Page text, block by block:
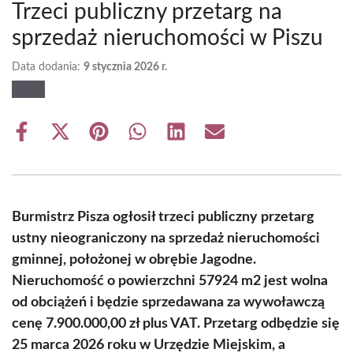
Trzeci publiczny przetarg na
sprzedaż nieruchomości w Piszu
Data dodania: 9 stycznia 2026 r.
Share
Share
(Twitter)
Share Share Share Share
Burmistrz Pisza ogłosił trzeci publiczny przetarg
ustny nieograniczony na sprzedaż nieruchomości
gminnej, położonej w obrębie Jagodne.
Nieruchomość o powierzchni 57924 m2 jest wolna
od obciążeń i będzie sprzedawana za wywoławczą
cenę 7.900.000,00 zł plus VAT. Przetarg odbędzie się
25 marca 2026 roku w Urzędzie Miejskim, a